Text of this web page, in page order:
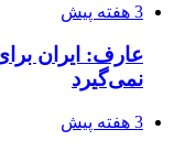
3 هفته پیش
عارف: ایران
نمی‌گیرد
3 هفته پیش